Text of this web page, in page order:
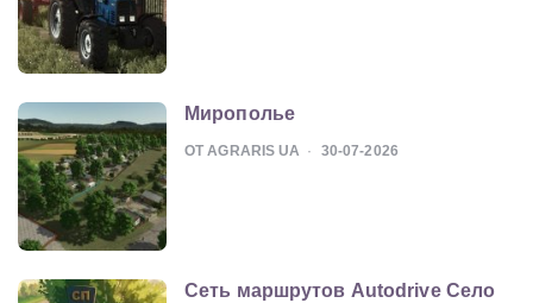
Мирополье
ОТ AGRARIS UA 30-07-2026
Сеть маршрутов Autodrive Село